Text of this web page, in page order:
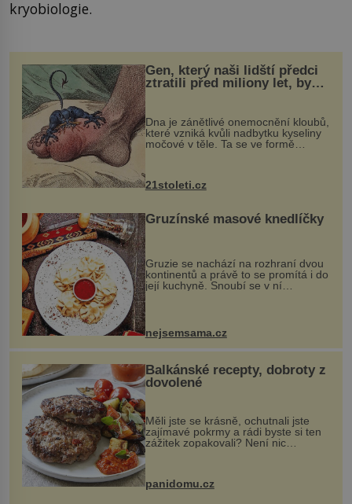
kryobiologie.
Gen, který naši lidští předci
ztratili před miliony let, by
mohl pomoci s léčbou
„nemoci králů“
Dna je zánětlivé onemocnění kloubů,
které vzniká kvůli nadbytku kyseliny
močové v těle. Ta se ve formě
nohou, a způsobuje bole...
21stoleti.cz
Gruzínské masové knedlíčky
Gruzie se nachází na rozhraní dvou
kontinentů a právě to se promítá i do
její kuchyně. Snoubí se v ní
evropské a asijské chutě a díky tomu
vznikají rozmanité a chuťově bohaté
pokrmy, které rozhodně st...
nejsemsama.cz
Balkánské recepty, dobroty z
dovolené
Měli jste se krásně, ochutnali jste
zajímavé pokrmy a rádi byste si ten
zážitek zopakovali? Není nic
snazšího. Pljeskavica (10 porcí)
Možná jste ji ochutnali na dovolené v
bývalé Jugoslávii, lze ji vi...
panidomu.cz